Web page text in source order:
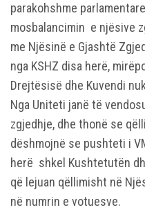
parakohshme
mosbalancimin e njësive
me Njësinë e Gjashtë
nga KSHZ disa herë,
Drejtësisë dhe Kuvendi
Nga Uniteti janë të
zgjedhje, dhe thonë se
dëshmojnë se pushteti i
herë shkel Kushtetutën
që lejuan qëllimisht në
në numrin e votuesve.